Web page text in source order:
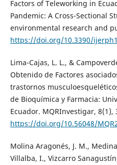
Factors of Teleworking in
Pandemic: A Cross-Sectional
environmental research and
https://doi.org/10.3390/
Lima-Cajas, L. L., &
Obtenido de Factores
trastornos
de Bioquímica y Farmacia:
Ecuador. MQRInvestigar, 8(1),
https://doi.org/10.56048/
Molina Aragonés, J. M.,
Villalba, I., Vizcarro